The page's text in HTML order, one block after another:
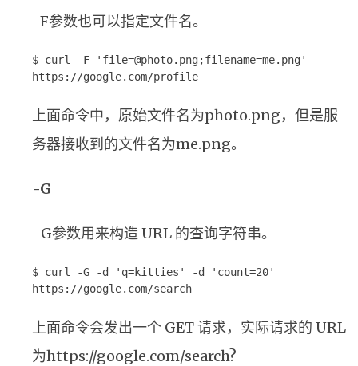
-F参数也可以指定文件名。
$ curl -F 'file=@photo.png;filename=me.png'
https://google.com/profile
上面命令中，原始文件名为photo.png，但是服
务器接收到的文件名为me.png。
-G
-G参数用来构造 URL 的查询字符串。
$ curl -G -d 'q=kitties' -d 'count=20'
https://google.com/search
上面命令会发出一个 GET 请求，实际请求的 URL
为https://google.com/search?